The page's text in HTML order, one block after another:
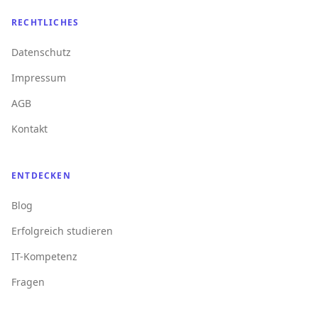
RECHTLICHES
Datenschutz
Impressum
AGB
Kontakt
ENTDECKEN
Blog
Erfolgreich studieren
IT-Kompetenz
Fragen